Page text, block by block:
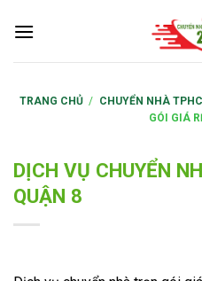
TRANG CHỦ / CHUYỂN NHÀ
GÓI GIÁ
DỊCH VỤ CHUYỂN
QUẬN 8